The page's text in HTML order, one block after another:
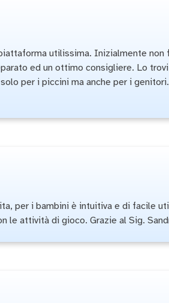
utilissima. Inizialmente non
ed un ottimo consigliere. Lo
per i piccini ma anche per i
per i bambini è intuitiva e di facile
le attività di gioco. Grazie al Sig.